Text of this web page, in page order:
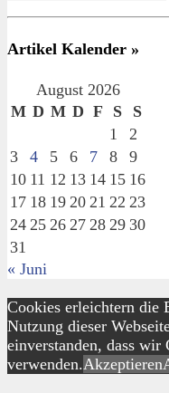
Artikel Kalender »
August 2026
M D M D F S
S
1
2
3
4 5 6 7 8
9
10 11 12 13 14 15 16
17 18 19 20 21 22 23
24 25 26 27 28 29 30
31
« Juni
Cookies erleichtern die
Nutzung dieser
einverstanden, dass wir
verwenden.Akzeptieren